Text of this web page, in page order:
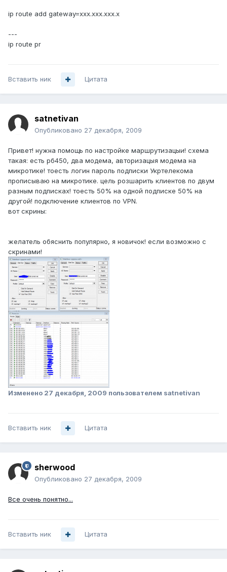
ip route add gateway=xxx.xxx.xxx.x
---
ip route pr
Вставить ник Цитата
satnetivan
Опубликовано 27 декабря, 2009
Привет! нужна помощь по настройке маршрутизацыи! схема
такая: есть рб450, два модема, авторизацыя модема на
микротике! тоесть логин пароль подписки Укртелекома
прописываю на микротике. цель розшарить клиентов по двум
разным подписках! тоесть 50% на одной подписке 50% на
другой! подключение клиентов по VPN.
вот скрины:
желатель обяснить популярно, я новичок! если возможно с
скринами!
Изменено 27 декабря, 2009 пользователем satnetivan
Вставить ник Цитата
sherwood
Опубликовано 27 декабря, 2009
Все очень понятно...
Вставить ник Цитата